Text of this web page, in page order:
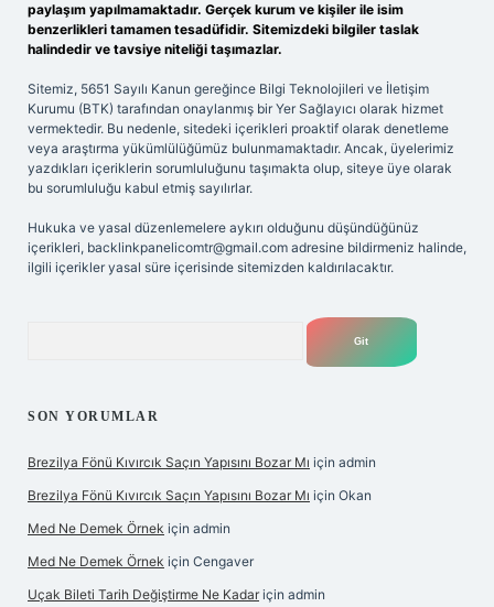
paylaşım yapılmamaktadır. Gerçek kurum ve kişiler ile isim
benzerlikleri tamamen tesadüfidir. Sitemizdeki bilgiler taslak
halindedir ve tavsiye niteliği taşımazlar.
Sitemiz, 5651 Sayılı Kanun gereğince Bilgi Teknolojileri ve İletişim
Kurumu (BTK) tarafından onaylanmış bir Yer Sağlayıcı olarak hizmet
vermektedir. Bu nedenle, sitedeki içerikleri proaktif olarak denetleme
veya araştırma yükümlülüğümüz bulunmamaktadır. Ancak, üyelerimiz
yazdıkları içeriklerin sorumluluğunu taşımakta olup, siteye üye olarak
bu sorumluluğu kabul etmiş sayılırlar.
Hukuka ve yasal düzenlemelere aykırı olduğunu düşündüğünüz
içerikleri, backlinkpanelicomtr@gmail.com adresine bildirmeniz halinde,
ilgili içerikler yasal süre içerisinde sitemizden kaldırılacaktır.
SON YORUMLAR
Brezilya Fönü Kıvırcık Saçın Yapısını Bozar Mı için admin
Brezilya Fönü Kıvırcık Saçın Yapısını Bozar Mı için Okan
Med Ne Demek Örnek için admin
Med Ne Demek Örnek için Cengaver
Uçak Bileti Tarih Değiştirme Ne Kadar için admin